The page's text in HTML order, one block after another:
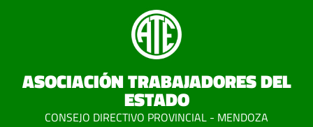
ASOCIACIÓN TRABAJADORES DEL
ESTADO
CONSEJO DIRECTIVO PROVINCIAL - MENDOZA